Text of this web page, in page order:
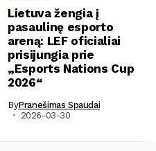
Lietuva žengia į
pasaulinę esporto
areną: LEF oficialiai
prisijungia prie
„Esports Nations Cup
2026“
ByPranešimas Spaudai
2026-03-30